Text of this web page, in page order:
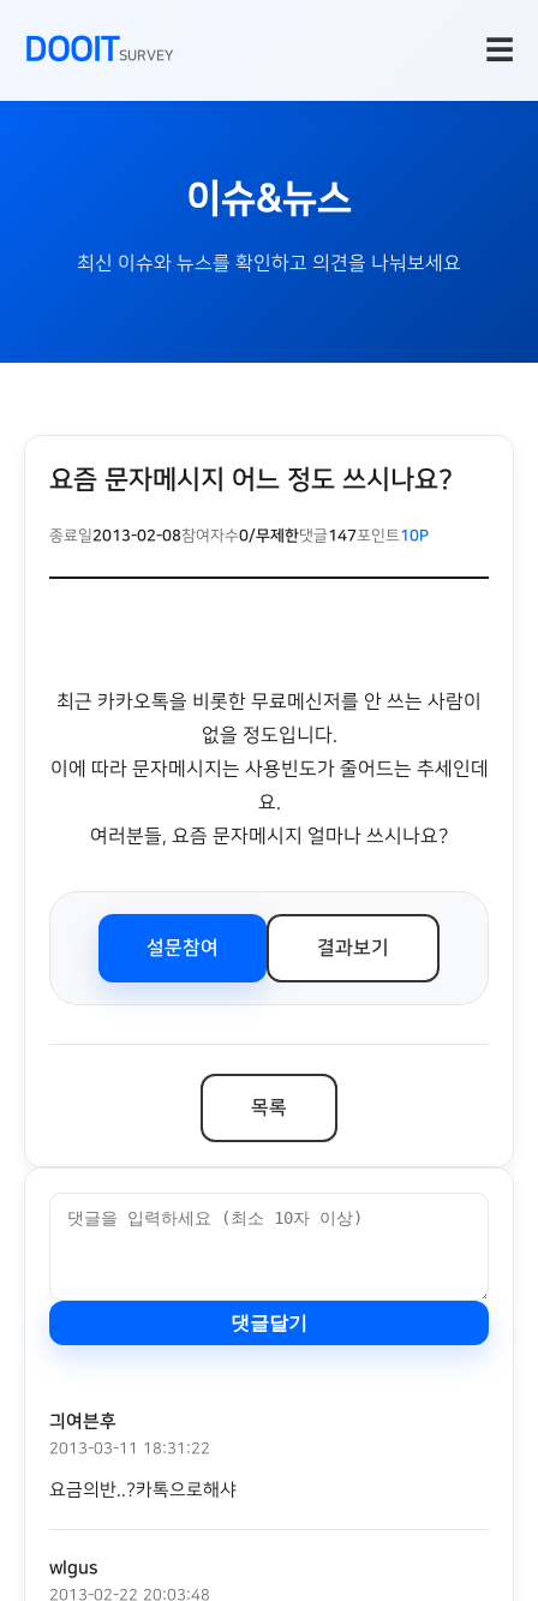
DOOITSURVEY ☰
이슈&뉴스
최신 이슈와 뉴스를 확인하고 의견을 나눠보세요
요즘 문자메시지 어느 정도 쓰시나요?
종료일2013-02-08참여자수0/무제한댓글147포인트10P
최근 카카오톡을 비롯한 무료메신저를 안 쓰는 사람이
없을 정도입니다.
이에 따라 문자메시지는 사용빈도가 줄어드는 추세인데
요.
여러분들, 요즘 문자메시지 얼마나 쓰시나요?
설문참여 결과보기
목록
댓글달기
긔여븐후
2013-03-11 18:31:22
요금의반..?카톡으로해샤
wlgus
2013-02-22 20:03:48